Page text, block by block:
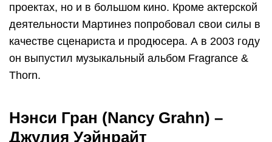
проектах, но и в большом кино. Кроме актерской
деятельности Мартинез попробовал свои силы в
качестве сценариста и продюсера. А в 2003 году
он выпустил музыкальный альбом Fragrance &
Thorn.
Нэнси Гран (Nancy Grahn) –
Джулия Уэйнрайт